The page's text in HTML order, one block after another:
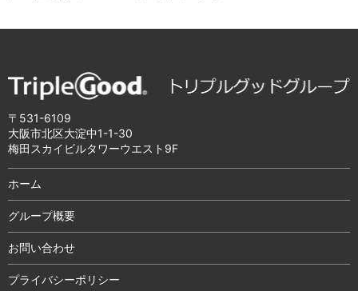
〒531-6109
大阪市北区大淀中1-1-30
梅田スカイビルタワーウエスト9F
ホーム
グループ概要
お問い合わせ
プライバシーポリシー